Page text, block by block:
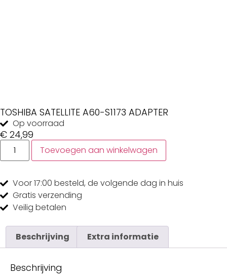
TOSHIBA SATELLITE A60-S1173 ADAPTER
Op voorraad
€ 24,99
Toevoegen aan winkelwagen
Voor 17:00 besteld, de volgende dag in huis
Gratis verzending
Veilig betalen
Beschrijving Extra informatie
Beschrijving